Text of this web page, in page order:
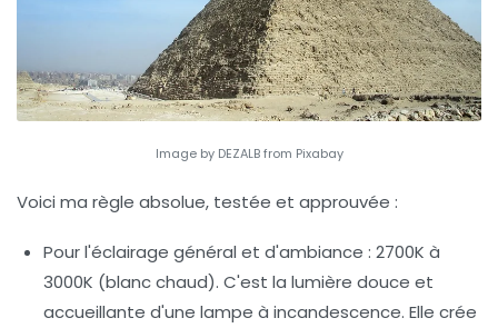
Image by DEZALB from Pixabay
Voici ma règle absolue, testée et approuvée :
Pour l'éclairage général et d'ambiance : 2700K à
3000K (blanc chaud). C'est la lumière douce et
accueillante d'une lampe à incandescence. Elle crée